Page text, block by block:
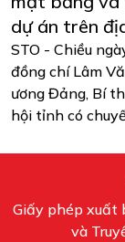
dự án trên
STO - Chiều
đồng chí Lâm
ương Đảng, Bí
hội tỉnh có
Giấy phép xuất
và